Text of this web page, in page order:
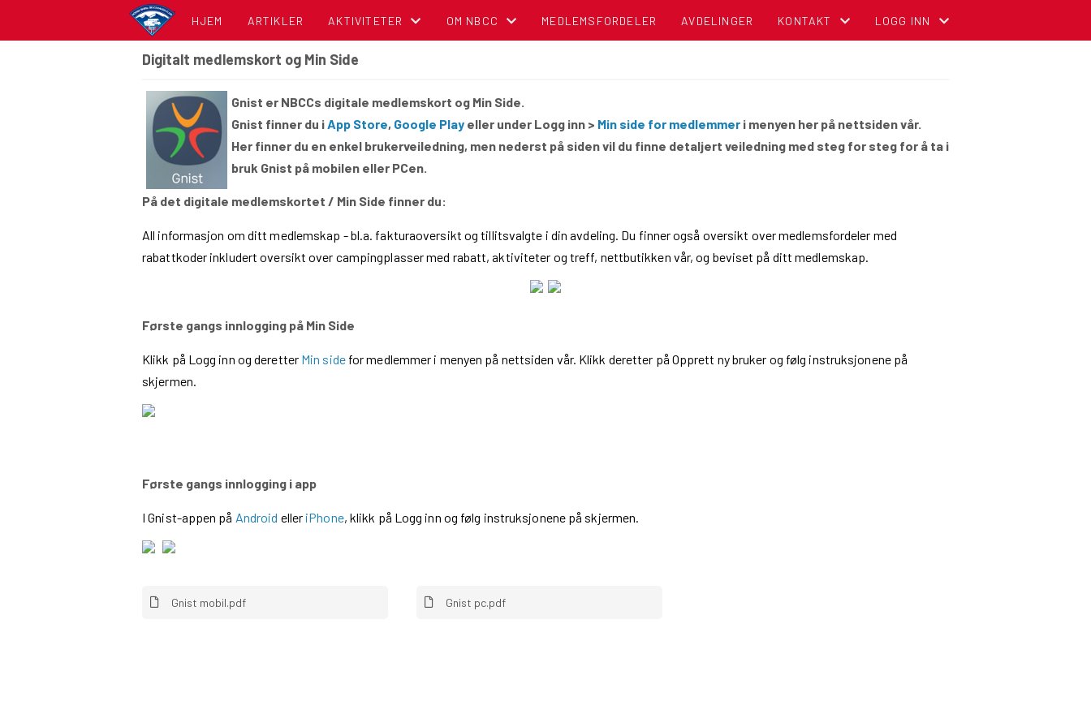
HJEM ARTIKLER AKTIVITETER
KALENDER
LISTE
OM NBCC
OM NORSK BOBIL OG CARAVAN CLUB
TIPS OG RÅD
CAMPINGBROSJYRER
CAMPINGPORTALEN
MEDLEMSFORDELER AVDELINGER KONTAKT
STYREOVERSIKT
LOGG INN
NBCC INTRANETT FOR
Digitalt medlemskort og Min Side
Gnist er NBCCs digitale medlemskort og Min Side.
Gnist finner du iApp Store, Google Play eller under Logg inn > Min side for medlemmer i menyen her på nettsiden vår.
Her finner du en enkel brukerveiledning, men nederst på siden vil du finne detaljert veiledning med steg for steg for å ta i
bruk Gnist på mobilen eller PCen.
På det digitale medlemskortet / Min Side finner du:
All informasjon om ditt medlemskap - bl.a. fakturaoversikt og tillitsvalgte i din avdeling. Du finner også oversikt over medlemsfordeler med
rabattkoder inkludert oversikt over campingplasser med rabatt, aktiviteter og treff, nettbutikken vår, og beviset på ditt medlemskap.
Første gangs innlogging på Min Side
Klikk på Logg inn og deretter Min sidefor medlemmer i menyen på nettsiden vår. Klikk deretter på Opprett ny bruker og følg instruksjonene på
skjermen.
Første gangs innlogging i app
I Gnist-appen på Android eller iPhone, klikk på Logg inn og følg instruksjonene på skjermen.
Gnist mobil.pdf Gnist pc.pdf